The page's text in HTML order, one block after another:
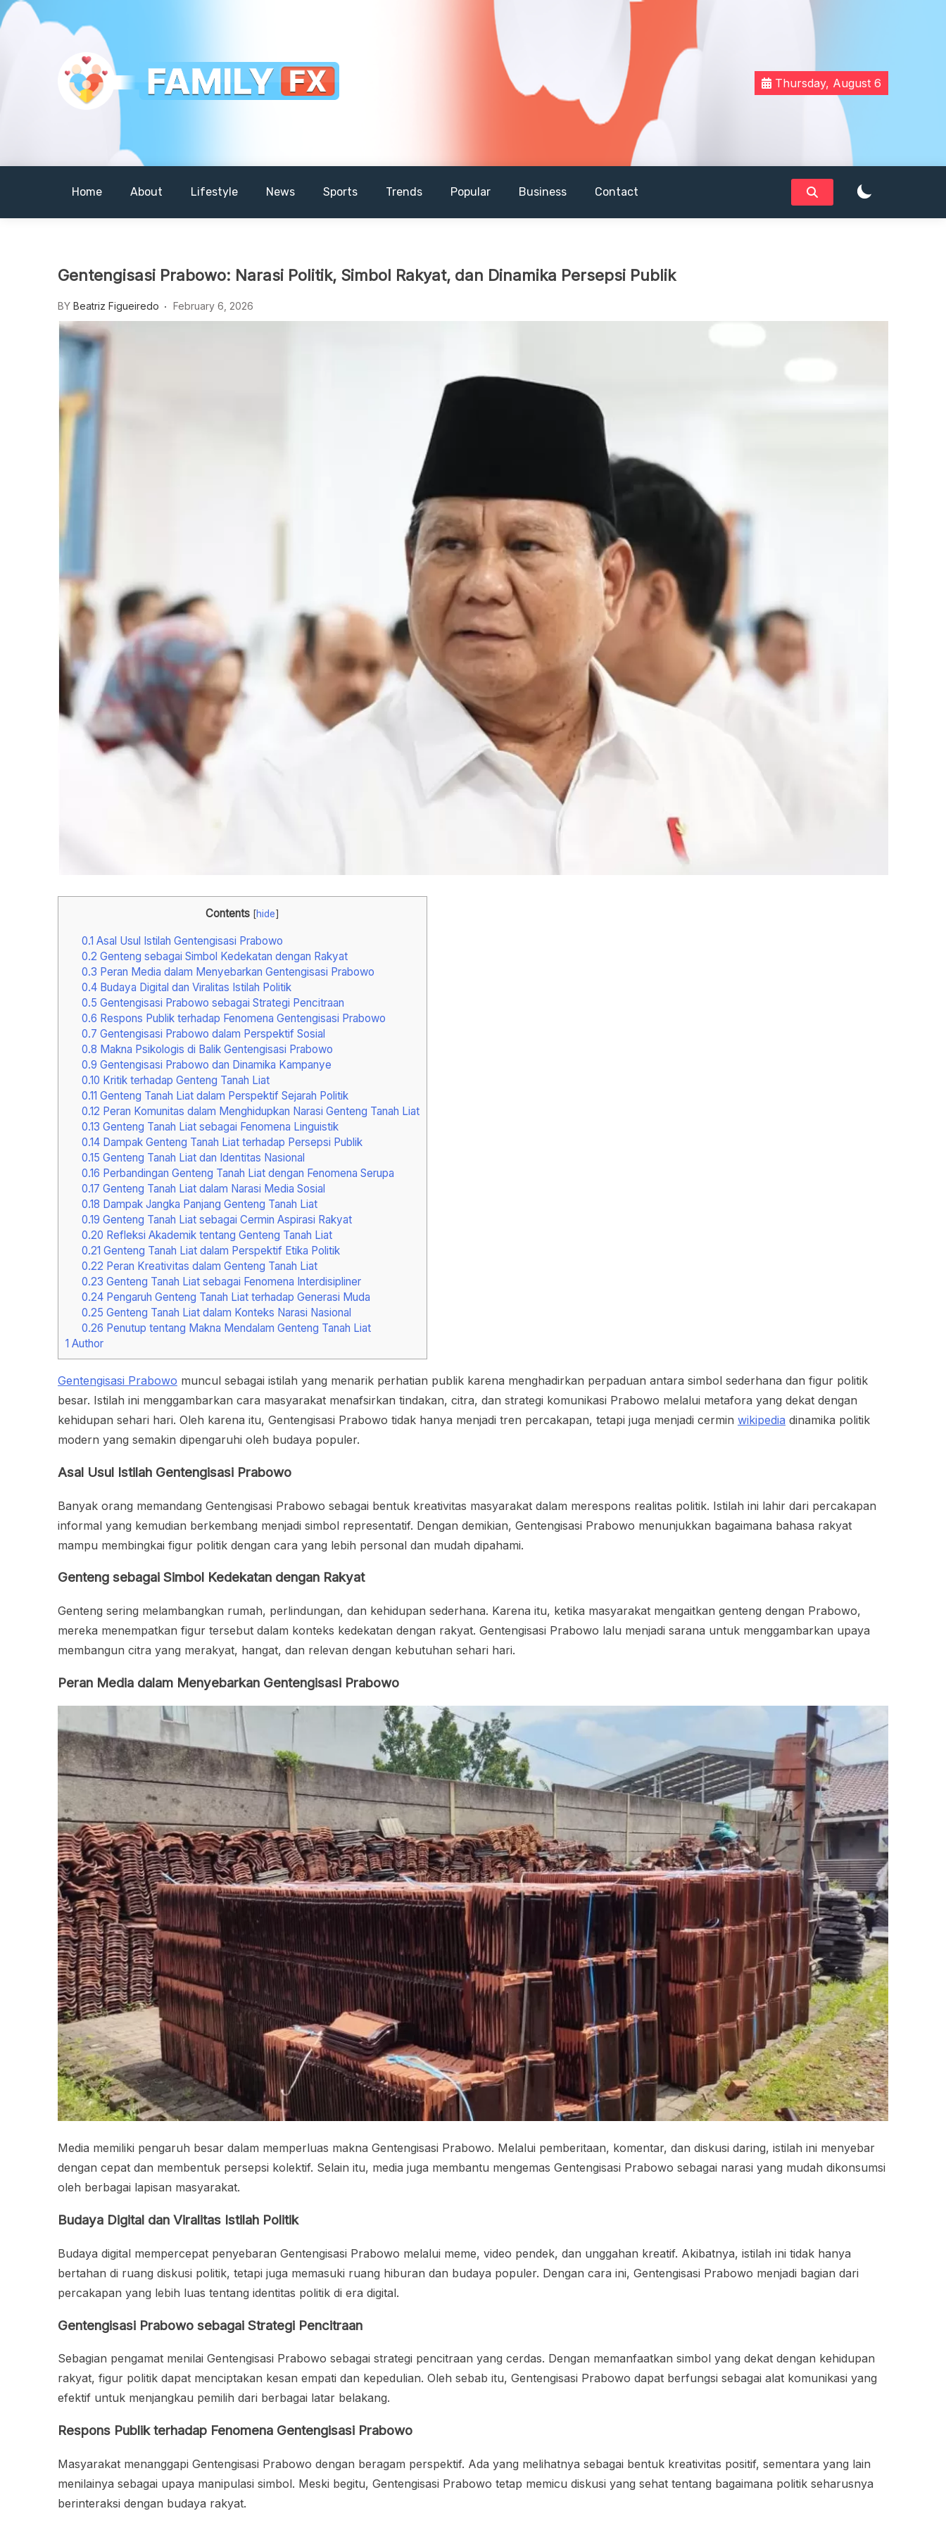
Skip
to
Familyfx
Your Daily Dose of Family Wisdom
Thursday, August 6
Home About Lifestyle News Sports Trends Popular Business Contact
Gentengisasi Prabowo: Narasi Politik, Simbol Rakyat, dan Dinamika Persepsi Publik
BY Beatriz Figueiredo February 6, 2026
Contents [hide]
0.1 Asal Usul Istilah Gentengisasi Prabowo
0.2 Genteng sebagai Simbol Kedekatan dengan Rakyat
0.3 Peran Media dalam Menyebarkan Gentengisasi Prabowo
0.4Budaya Digital dan Viralitas Istilah Politik
0.5 Gentengisasi Prabowo sebagai Strategi Pencitraan
0.6 Respons Publik terhadap Fenomena Gentengisasi Prabowo
0.7 Gentengisasi Prabowo dalam Perspektif Sosial
0.8 Makna Psikologis di Balik Gentengisasi Prabowo
0.9 Gentengisasi Prabowo dan Dinamika Kampanye
0.10 Kritik terhadap Genteng Tanah Liat
0.11 Genteng Tanah Liat dalam Perspektif Sejarah Politik
0.12 Peran Komunitas dalam Menghidupkan Narasi Genteng Tanah Liat
0.13 Genteng Tanah Liat sebagai Fenomena Linguistik
0.14Dampak Genteng Tanah Liat terhadap Persepsi Publik
0.15 Genteng Tanah Liat dan Identitas Nasional
0.16 Perbandingan Genteng Tanah Liat dengan Fenomena Serupa
0.17 Genteng Tanah Liat dalam Narasi Media Sosial
0.18 Dampak Jangka Panjang Genteng Tanah Liat
0.19 Genteng Tanah Liat sebagai Cermin Aspirasi Rakyat
0.20 Refleksi Akademik tentang Genteng Tanah Liat
0.21 Genteng Tanah Liat dalam Perspektif Etika Politik
0.22 Peran Kreativitas dalam Genteng Tanah Liat
0.23 Genteng Tanah Liat sebagai Fenomena Interdisipliner
0.24Pengaruh Genteng Tanah Liat terhadap Generasi Muda
0.25 Genteng Tanah Liat dalam Konteks Narasi Nasional
0.26 Penutup tentang Makna Mendalam Genteng Tanah Liat
1 Author
Gentengisasi Prabowo muncul sebagai istilah yang menarik perhatian publik karena menghadirkan perpaduan antara simbol sederhana dan figur politik
besar. Istilah ini menggambarkan cara masyarakat menafsirkan tindakan, citra, dan strategi komunikasi Prabowo melalui metafora yang dekat dengan
kehidupan sehari hari. Oleh karena itu, Gentengisasi Prabowo tidak hanya menjadi tren percakapan, tetapi juga menjadi cermin wikipedia dinamika politik
modern yang semakin dipengaruhi oleh budaya populer.
Asal Usul Istilah Gentengisasi Prabowo
Banyak orang memandang Gentengisasi Prabowo sebagai bentuk kreativitas masyarakat dalam merespons realitas politik. Istilah ini lahir dari percakapan
informal yang kemudian berkembang menjadi simbol representatif. Dengan demikian, Gentengisasi Prabowo menunjukkan bagaimana bahasa rakyat
mampu membingkai figur politik dengan cara yang lebih personal dan mudah dipahami.
Genteng sebagai Simbol Kedekatan dengan Rakyat
Genteng sering melambangkan rumah, perlindungan, dan kehidupan sederhana. Karena itu, ketika masyarakat mengaitkan genteng dengan Prabowo,
mereka menempatkan figur tersebut dalam konteks kedekatan dengan rakyat. Gentengisasi Prabowo lalu menjadi sarana untuk menggambarkan upaya
membangun citra yang merakyat, hangat, dan relevan dengan kebutuhan sehari hari.
Peran Media dalam Menyebarkan Gentengisasi Prabowo
Media memiliki pengaruh besar dalam memperluas makna Gentengisasi Prabowo. Melalui pemberitaan, komentar, dan diskusi daring, istilah ini menyebar
dengan cepat dan membentuk persepsi kolektif. Selain itu, media juga membantu mengemas Gentengisasi Prabowo sebagai narasi yang mudah dikonsumsi
oleh berbagai lapisan masyarakat.
Budaya Digital dan Viralitas Istilah Politik
Budaya digital mempercepat penyebaran Gentengisasi Prabowo melalui meme, video pendek, dan unggahan kreatif. Akibatnya, istilah ini tidak hanya
bertahan di ruang diskusi politik, tetapi juga memasuki ruang hiburan dan budaya populer. Dengan cara ini, Gentengisasi Prabowo menjadi bagian dari
percakapan yang lebih luas tentang identitas politik di era digital.
Gentengisasi Prabowo sebagai Strategi Pencitraan
Sebagian pengamat menilai Gentengisasi Prabowo sebagai strategi pencitraan yang cerdas. Dengan memanfaatkan simbol yang dekat dengan kehidupan
rakyat, figur politik dapat menciptakan kesan empati dan kepedulian. Oleh sebab itu, Gentengisasi Prabowo dapat berfungsi sebagai alat komunikasi yang
efektif untuk menjangkau pemilih dari berbagai latar belakang.
Respons Publik terhadap Fenomena Gentengisasi Prabowo
Masyarakat menanggapi Gentengisasi Prabowo dengan beragam perspektif. Ada yang melihatnya sebagai bentuk kreativitas positif, sementara yang lain
menilainya sebagai upaya manipulasi simbol. Meski begitu, Gentengisasi Prabowo tetap memicu diskusi yang sehat tentang bagaimana politik seharusnya
berinteraksi dengan budaya rakyat.